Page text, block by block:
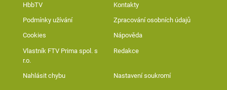
HbbTV Kontakty
Podmínky užívání Zpracování osobních údajů
Cookies Nápověda
Vlastník FTV Prima spol. s
r.o.
Redakce
Nahlásit chybu Nastavení soukromí